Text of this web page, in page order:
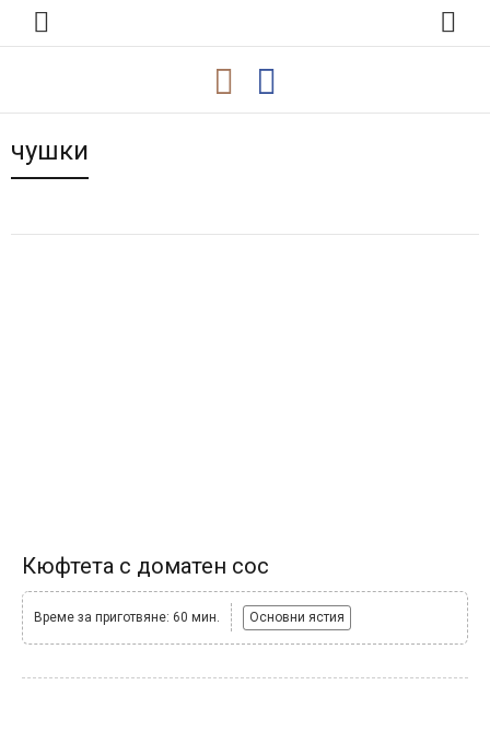
чушки
Кюфтета с доматен сос
Време за приготвяне: 60 мин. Основни ястия